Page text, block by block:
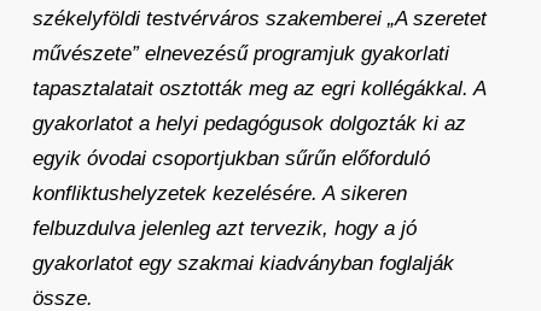
székelyföldi testvérváros szakemberei „A szeretet
művészete” elnevezésű programjuk gyakorlati
tapasztalatait osztották meg az egri kollégákkal. A
gyakorlatot a helyi pedagógusok dolgozták ki az
egyik óvodai csoportjukban sűrűn előforduló
konfliktushelyzetek kezelésére. A sikeren
felbuzdulva jelenleg azt tervezik, hogy a jó
gyakorlatot egy szakmai kiadványban foglalják
össze.